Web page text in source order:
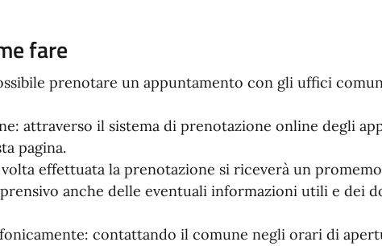
fare
prenotare un appuntamento con gli uffici
attraverso il sistema di prenotazione online degli
pagina.
effettuata la prenotazione si riceverà un
anche delle eventuali informazioni utili e dei
contattando il comune negli orari di